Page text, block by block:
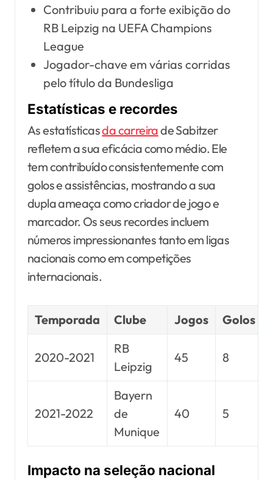
Contribuiu para a forte exibição do
RB Leipzig na UEFA Champions
League
Jogador-chave em várias corridas
pelo título da Bundesliga
Estatísticas e recordes
As estatísticasda carreirade Sabitzer
refletem a sua eficácia como médio. Ele
tem contribuído consistentemente com
golos e assistências, mostrando a sua
dupla ameaça como criador de jogo e
marcador. Os seus recordes incluem
números impressionantes tanto em ligas
nacionais como em competições
internacionais.
Temporada Clube Jogos Golos
2020-2021
RB
Leipzig
45 8
2021-2022
Bayern
de
Munique
40 5
Impacto na seleção nacional